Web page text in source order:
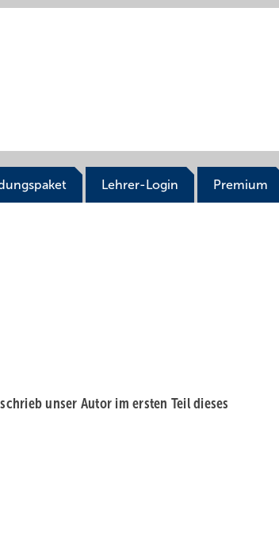
Lehrer-Login Premium
unser Autor im ersten Teil dieses